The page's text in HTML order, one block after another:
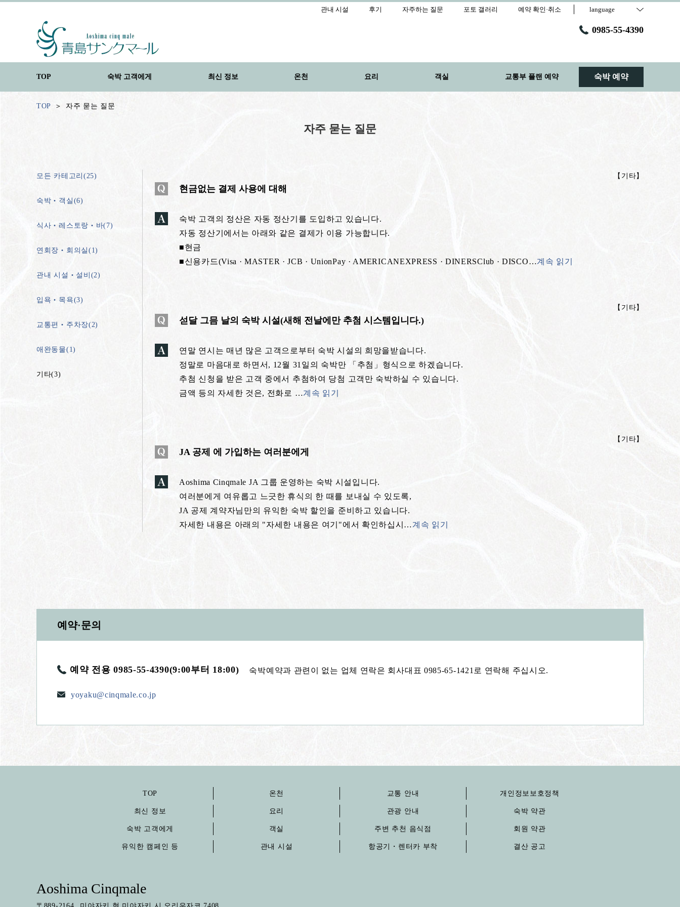
관내 시설 후기 자주하는 질문 포토 갤러리 예약 확인·취소 language
0985-55-4390
TOP 숙박 고객에게 최신 정보 온천 요리 객실 교통부 플랜 예약 숙박 예약
TOP 자주 묻는 질문
자주 묻는 질문
모든 카테고리(25)
숙박‧객실(6)
식사‧레스토랑‧바(7)
연회장‧회의실(1)
관내 시설‧설비(2)
입욕‧목욕(3)
교통편‧주차장(2)
애완동물(1)
기타(3)
【 기타】
현금없는 결제 사용에 대해
숙박 고객의 정산은 자동 정산기를 도입하고 있습니다.
자동 정산기에서는 아래와 같은 결제가 이용 가능합니다.
■현금
■신용카드(Visa · MASTER · JCB · UnionPay · AMERICANEXPRESS · DINERSClub · DISCO…계속 읽기
【 기타】
섣달 그믐 날의 숙박 시설(새해 전날에만 추첨 시스템입니다.)
연말 연시는 매년 많은 고객으로부터 숙박 시설의 희망을받습니다.
정말로 마음대로 하면서, 12월 31일의 숙박만 「추첨」형식으로 하겠습니다.
추첨 신청을 받은 고객 중에서 추첨하여 당첨 고객만 숙박하실 수 있습니다.
금액 등의 자세한 것은, 전화로 …계속 읽기
【 기타】
JA 공제 에 가입하는 여러분에게
Aoshima Cinqmale JA 그룹 운영하는 숙박 시설입니다.
여러분에게 여유롭고 느긋한 휴식의 한 때를 보내실 수 있도록,
JA 공제 계약자님만의 유익한 숙박 할인을 준비하고 있습니다.
자세한 내용은 아래의 "자세한 내용은 여기"에서 확인하십시 …계속 읽기
예약·문의
예약 전용 0985-55-4390(9:00부터 18:00) 숙박예약과 관련이 없는 업체 연락은 회사대표 0985-65-1421로 연락해 주십시오.
yoyaku@cinqmale.co.jp
TOP
최신 정보
숙박 고객에게
유익한 캠페인 등
온천
요리
객실
관내 시설
교통 안내
관광 안내
주변 추천 음식점
항공기・렌터카 부착
개인정보보호정책
숙박 약관
회원 약관
결산 공고
Aoshima Cinqmale